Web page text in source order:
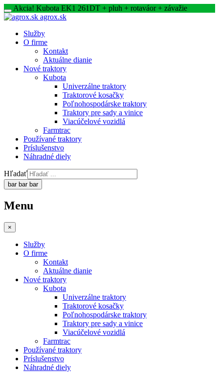
Akcia! Kubota EK1 261DT + pluh + rotaváor + závažie
agrox.sk
Služby
O firme
Kontakt
Aktuálne dianie
Nové traktory
Kubota
Univerzálne traktory
Traktorové kosačky
Poľnohospodárske traktory
Traktory pre sady a vinice
Viacúčelové vozidlá
Farmtrac
Používané traktory
Príslušenstvo
Náhradné diely
Hľadať
bar bar bar
Menu
×
Služby
O firme
Kontakt
Aktuálne dianie
Nové traktory
Kubota
Univerzálne traktory
Traktorové kosačky
Poľnohospodárske traktory
Traktory pre sady a vinice
Viacúčelové vozidlá
Farmtrac
Používané traktory
Príslušenstvo
Náhradné diely